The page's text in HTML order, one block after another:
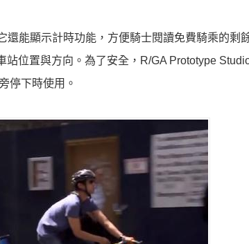
能顯示計時功能，方便騎士閱讀免費騎乘的剩
位置與方向。為了安全，R/GA Prototype
停下時使用。